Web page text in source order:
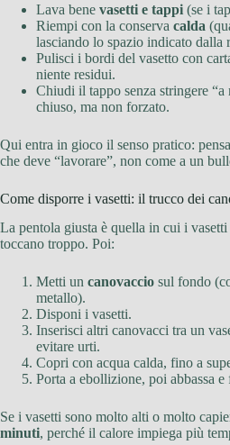
Lava bene vasetti e tappi (se i
Riempi con la conserva calda
lasciando lo spazio indicato dalla
Pulisci i bordi del vasetto con
niente residui.
Chiudi il tappo senza stringere “a
chiuso, ma non forzato.
Qui entra in gioco il senso pratico:
che deve “lavorare”, non come a un
Come disporre i vasetti: il trucco dei
La pentola giusta è quella in cui i
toccano troppo. Poi:
Metti un canovaccio sul fondo
metallo).
Disponi i vasetti.
Inserisci altri canovacci tra un
evitare urti.
Copri con acqua calda, fino a
Porta a ebollizione, poi abbassa e
Se i vasetti sono molto alti o molto
minuti, perché il calore impiega più